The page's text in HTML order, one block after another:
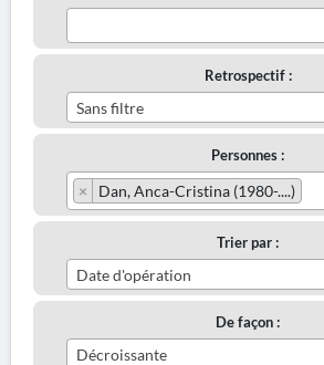
Retrospectif :
Sans filtre
Personnes :
× Dan, Anca-Cristina (1980-....)
Trier par :
Date d'opération
De façon :
Décroissante